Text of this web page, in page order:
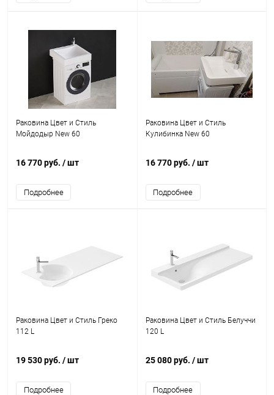
Раковина Цвет и Стиль
Мойдодыр New 60
16 770 руб. / шт
Подробнее
Раковина Цвет и Стиль
Кулибинка New 60
16 770 руб. / шт
Подробнее
Раковина Цвет и Стиль Греко
112 L
19 530 руб. / шт
Подробнее
Раковина Цвет и Стиль Белуччи
120 L
25 080 руб. / шт
Подробнее